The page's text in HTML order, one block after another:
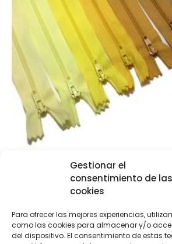
Gestionar el
consentimiento de las
cookies
Para ofrecer las mejores experiencias,
como las cookies para almacenar y/o
del dispositivo. El consentimiento de estas
Cremalleras básicas
Seleccionar